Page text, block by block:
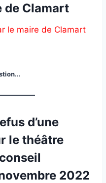
de Clamart
le maire de Clamart
d’une
le théâtre
2022